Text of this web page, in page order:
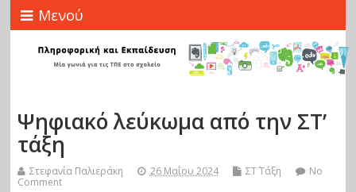
Μενού
Ψηφιακό λεύκωμα από την ΣΤ’
τάξη
Στεφανία Παλιεράκη 26 Μαΐου 2024 ΣΤ΄ Τάξη
No
Comment